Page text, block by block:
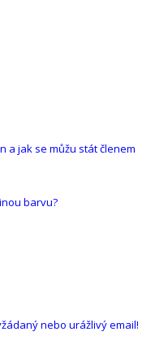
a jak se můžu stát členem
barvu?
nebo urážlivý email!